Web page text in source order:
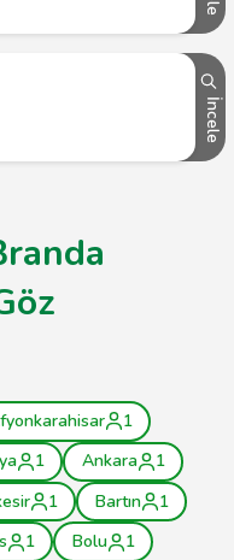
İncele
1
1 Ankara
1
1 Bartın
1
1 Bolu
1